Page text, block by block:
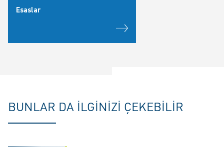
Esaslar
BUNLAR DA ILGINIZI ÇEKEBILIR